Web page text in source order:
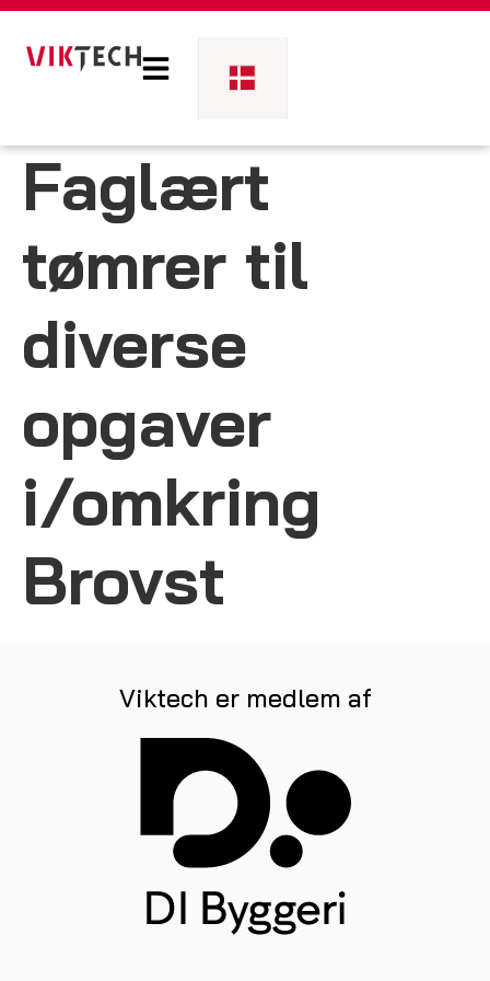
Faglært
tømrer til
diverse
opgaver
i/omkring
Brovst
Viktech er medlem af